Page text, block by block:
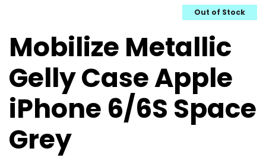
Out of Stock
Mobilize Metallic
Gelly Case Apple
iPhone 6/6S Space
Grey